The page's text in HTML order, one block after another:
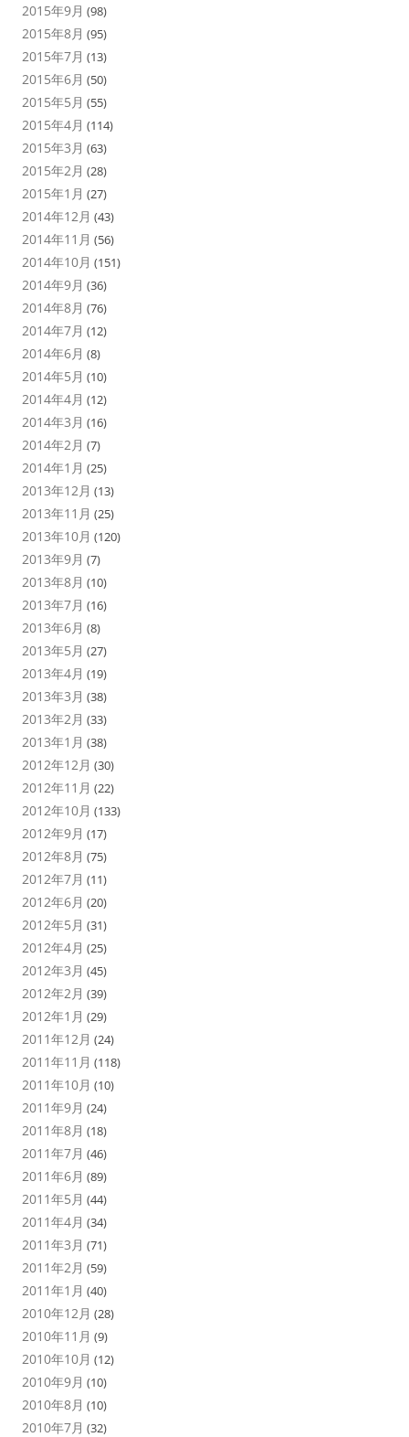
2015年9月 (98)
2015年8月 (95)
2015年7月 (13)
2015年6月 (50)
2015年5月 (55)
2015年4月 (114)
2015年3月 (63)
2015年2月 (28)
2015年1月 (27)
2014年12月 (43)
2014年11月 (56)
2014年10月 (151)
2014年9月 (36)
2014年8月 (76)
2014年7月 (12)
2014年6月 (8)
2014年5月 (10)
2014年4月 (12)
2014年3月 (16)
2014年2月 (7)
2014年1月 (25)
2013年12月 (13)
2013年11月 (25)
2013年10月 (120)
2013年9月 (7)
2013年8月 (10)
2013年7月 (16)
2013年6月 (8)
2013年5月 (27)
2013年4月 (19)
2013年3月 (38)
2013年2月 (33)
2013年1月 (38)
2012年12月 (30)
2012年11月 (22)
2012年10月 (133)
2012年9月 (17)
2012年8月 (75)
2012年7月 (11)
2012年6月 (20)
2012年5月 (31)
2012年4月 (25)
2012年3月 (45)
2012年2月 (39)
2012年1月 (29)
2011年12月 (24)
2011年11月 (118)
2011年10月 (10)
2011年9月 (24)
2011年8月 (18)
2011年7月 (46)
2011年6月 (89)
2011年5月 (44)
2011年4月 (34)
2011年3月 (71)
2011年2月 (59)
2011年1月 (40)
2010年12月 (28)
2010年11月 (9)
2010年10月 (12)
2010年9月 (10)
2010年8月 (10)
2010年7月 (32)